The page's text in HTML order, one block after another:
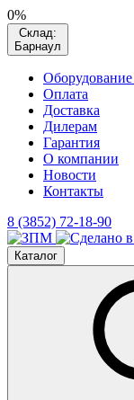
0%
Склад:
Барнаул
Оборудование
Оплата
Доставка
Дилерам
Гарантия
О компании
Новости
Контакты
8 (3852) 72-18-90
Каталог